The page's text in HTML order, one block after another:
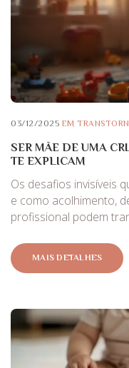
03/12/2025 EM
SER MÃE DE UMA
TE EXPLICAM
Os desafios invisíveis
e como acolhimento,
profissional podem
MAIS DETALHES